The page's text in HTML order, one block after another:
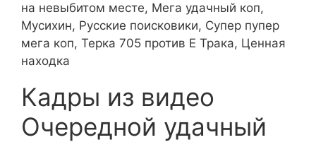
на невыбитом месте, Мега удачный коп,
Мусихин, Русские поисковики, Супер пупер
мега коп, Терка 705 против Е Трака, Ценная
находка
Кадры из видео
Очередной удачный